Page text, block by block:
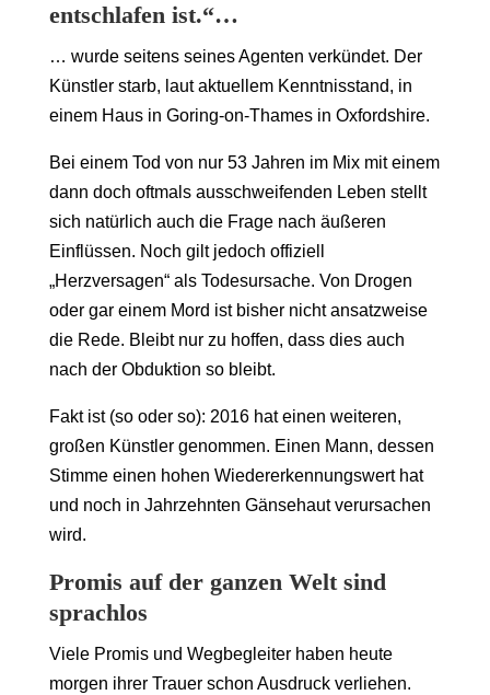
entschlafen ist.“…
… wurde seitens seines Agenten verkündet. Der
Künstler starb, laut aktuellem Kenntnisstand, in
einem Haus in Goring-on-Thames in Oxfordshire.
Bei einem Tod von nur 53 Jahren im Mix mit einem
dann doch oftmals ausschweifenden Leben stellt
sich natürlich auch die Frage nach äußeren
Einflüssen. Noch gilt jedoch offiziell
„Herzversagen“ als Todesursache. Von Drogen
oder gar einem Mord ist bisher nicht ansatzweise
die Rede. Bleibt nur zu hoffen, dass dies auch
nach der Obduktion so bleibt.
Fakt ist (so oder so): 2016 hat einen weiteren,
großen Künstler genommen. Einen Mann, dessen
Stimme einen hohen Wiedererkennungswert hat
und noch in Jahrzehnten Gänsehaut verursachen
wird.
Promis auf der ganzen Welt sind
sprachlos
Viele Promis und Wegbegleiter haben heute
morgen ihrer Trauer schon Ausdruck verliehen.